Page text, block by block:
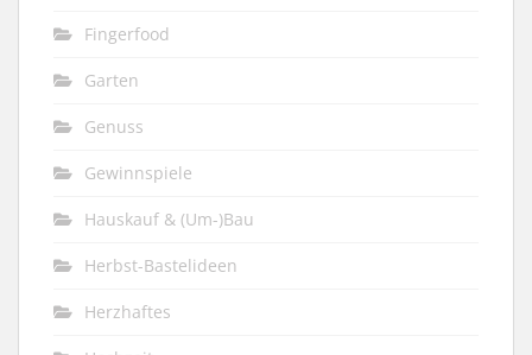
Fingerfood
Garten
Genuss
Gewinnspiele
Hauskauf & (Um-)Bau
Herbst-Bastelideen
Herzhaftes